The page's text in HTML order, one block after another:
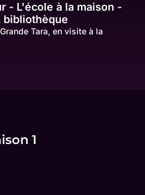
- L'école à la maison -
bibliothèque
Tara, en visite à la
1